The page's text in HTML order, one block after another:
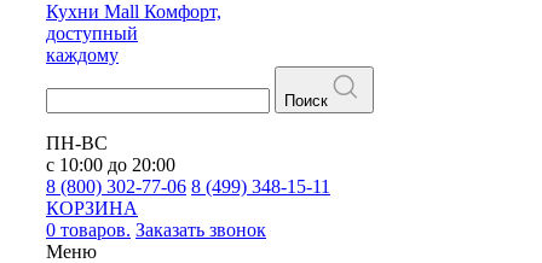
Кухни Mall Комфорт,
доступный
каждому
Поиск
ПН-ВС
с 10:00 до 20:00
8 (800) 302-77-06 8 (499) 348-15-11
КОРЗИНА
0 товаров. Заказать звонок
Меню